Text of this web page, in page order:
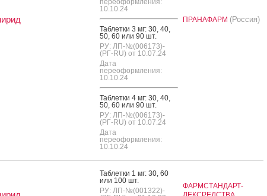
10.10.24
Таб­летки 3 мг: 30, 40,
50, 60 или 90 шт.
РУ: ЛП-№(006173)-
(РГ-RU) от 10.07.24
Дата
переоформления:
10.10.24
Таб­летки 4 мг: 30, 40,
50, 60 или 90 шт.
РУ: ЛП-№(006173)-
(РГ-RU) от 10.07.24
Дата
переоформления:
10.10.24
ПРАНАФАРМ (Россия)
Таб­летки 1 мг: 30, 60
или 100 шт.
РУ: ЛП-№(001322)-
ФАРМСТАНДАРТ-